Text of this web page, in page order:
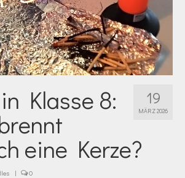
19
MÄRZ 2026
Klasse 8:
eine Kerze?
| 0